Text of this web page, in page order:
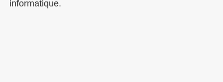
informatique.